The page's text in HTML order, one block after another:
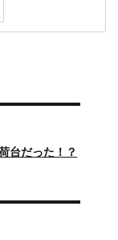
台だった！？